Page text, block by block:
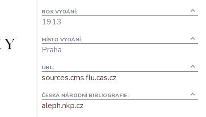
ROK VYDÁNÍ:
1913
MÍSTO VYDÁNÍ:
Praha
URL:
sources.cms.flu.cas.cz
ČESKÁ NÁRODNÍ BIBLIOGRAFIE:
aleph.nkp.cz